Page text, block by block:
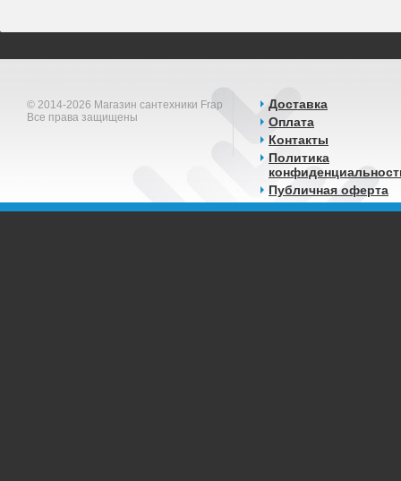
© 2014-2026 Магазин сантехники Frap
Все права защищены
Доставка
Оплата
Контакты
Политика
Публичная оферта